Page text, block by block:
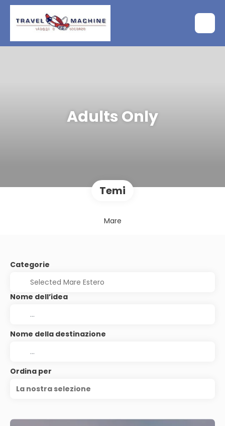
Adults Only
Temi
Mare
Categorie
Nome dell’idea
Nome della destinazione
Ordina per
La nostra selezione